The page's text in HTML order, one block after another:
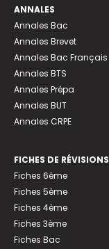
ANNALES
Annales Bac
Annales Brevet
Annales Bac Français
Annales BTS
Annales Prépa
Annales BUT
Annales CRPE
FICHES DE RÉVISIONS
Fiches 6ème
Fiches 5ème
Fiches 4ème
Fiches 3ème
Fiches Bac